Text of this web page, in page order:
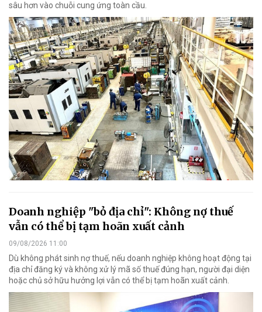
sâu hơn vào chuỗi cung ứng toàn cầu.
Doanh nghiệp "bỏ địa chỉ": Không nợ thuế
vẫn có thể bị tạm hoãn xuất cảnh
09/08/2026 11:00
Dù không phát sinh nợ thuế, nếu doanh nghiệp không hoạt động tại
địa chỉ đăng ký và không xử lý mã số thuế đúng hạn, người đại diện
hoặc chủ sở hữu hưởng lợi vẫn có thể bị tạm hoãn xuất cảnh.